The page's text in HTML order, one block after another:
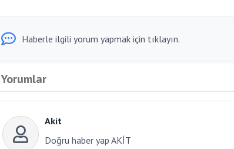
Haberle ilgili yorum yapmak için tıklayın.
Yorumlar
Akit
Doğru haber yap AKİT